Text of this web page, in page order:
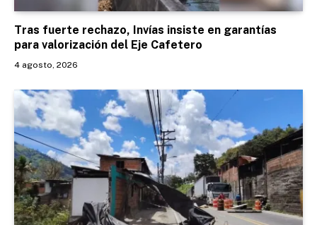
Tras fuerte rechazo, Invías insiste en garantías
para valorización del Eje Cafetero
4 agosto, 2026